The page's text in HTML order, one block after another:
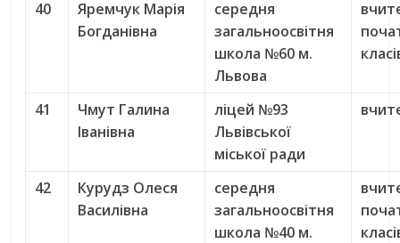
40
Яремчук Марія
Богданівна
середня
загальноосвітня
школа №60 м.
Львова
41
Чмут Галина
Іванівна
ліцей №93
Львівської
міської ради
42
Курудз Олеся
Василівна
середня
загальноосвітня
школа №40 м.